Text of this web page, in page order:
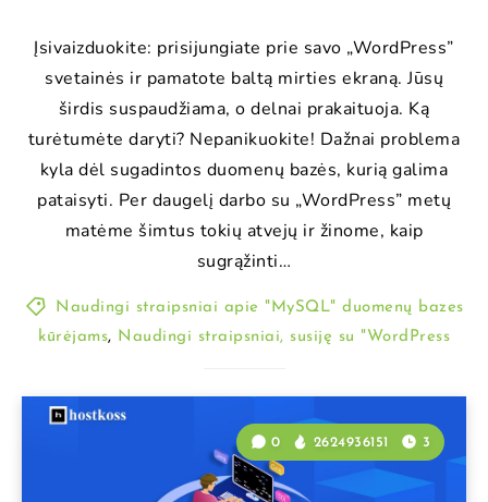
Įsivaizduokite: prisijungiate prie savo „WordPress”
svetainės ir pamatote baltą mirties ekraną. Jūsų
širdis suspaudžiama, o delnai prakaituoja. Ką
turėtumėte daryti? Nepanikuokite! Dažnai problema
kyla dėl sugadintos duomenų bazės, kurią galima
pataisyti. Per daugelį darbo su „WordPress” metų
matėme šimtus tokių atvejų ir žinome, kaip
sugrąžinti…
Naudingi straipsniai apie "MySQL" duomenų bazes
kūrėjams, Naudingi straipsniai, susiję su "WordPress
0 2624936151 3